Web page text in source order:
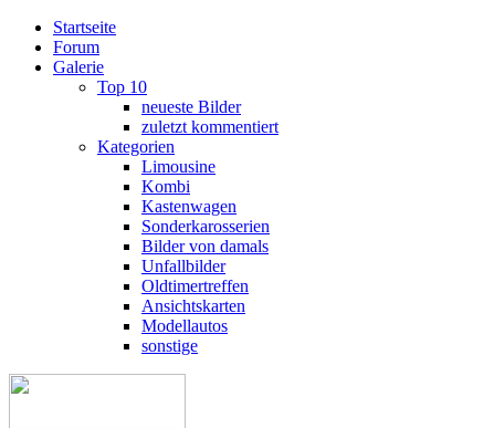
Startseite
Forum
Galerie
Top 10
neueste Bilder
zuletzt kommentiert
Kategorien
Limousine
Kombi
Kastenwagen
Sonderkarosserien
Bilder von damals
Unfallbilder
Oldtimertreffen
Ansichtskarten
Modellautos
sonstige